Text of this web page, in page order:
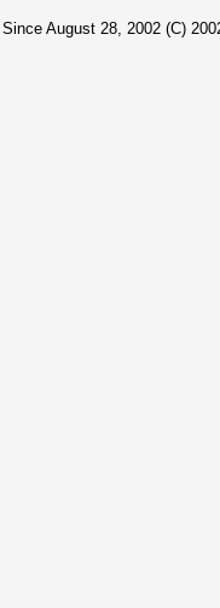
August 28, 2002 (C)